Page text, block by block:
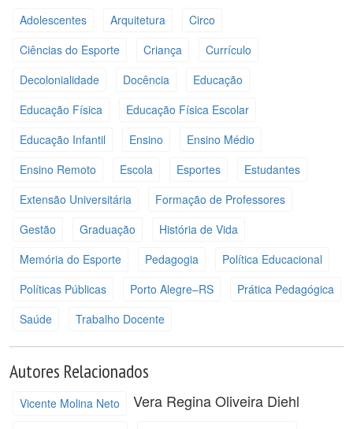
Adolescentes Arquitetura
Circo
Ciências do Esporte
Criança
Currículo
Decolonialidade
Docência
Educação
Educação Física
Educação Física Escolar
Educação Infantil
Ensino
Ensino Médio
Ensino Remoto
Escola Esportes
Estudantes
Extensão Universitária
Formação de Professores
Gestão
Graduação
História de Vida
Memória do Esporte
Pedagogia
Política Educacional
Políticas Públicas
Porto Alegre–RS
Prática Pedagógica
Saúde
Trabalho Docente
Autores Relacionados
Vicente Molina Neto Vera Regina Oliveira Diehl